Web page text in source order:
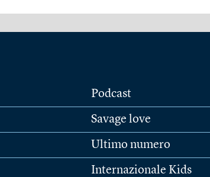
Podcast
Savage love
Ultimo numero
Internazionale Kids